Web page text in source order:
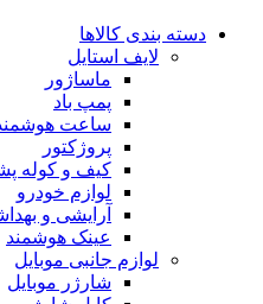
دسته بندی کالاها
لایف استایل
ماساژور
پمپ باد
ساعت
پروژکتور
کیف و کوله
لوازم خودرو
آرایشی و
عینک هوشمند
لوازم جانبی موبایل
شارژر موبایل